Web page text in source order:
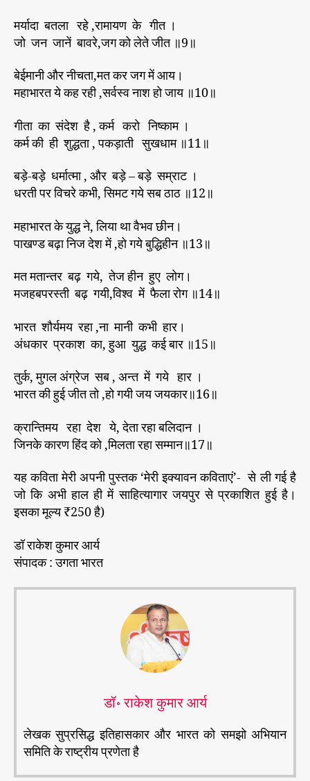
मर्यादा बतला रहे ,रामायण के गीत ।
जो जन जानें बावरे,जग को लेते जीत ॥9॥
बेईमानी और नीचता,मत कर जग में आय।
महाभारत ये कह रही ,सर्वस्व नाश हो जाय ॥10॥
गीता का संदेश है , कर्म करो निष्काम ।
कर्म की ही शुद्धता , पकड़ाती सुखधाम ॥11॥
बड़े-बड़े धर्मात्मा , और बड़े – बड़े सम्राट ।
धरती पर विचरे कभी, सिमट गये सब ठाठ ॥12॥
महाभारत के युद्ध ने, लिया था वैभव छीन।
पाखण्ड बढ़ा निज देश में ,हो गये बुद्धिहीन ॥13॥
मत मतान्तर बढ़ गये, तेज हीन हुए लोग।
मजहबपरस्ती बढ़ गयी,विश्व में फैला रोग ॥14॥
भारत शौर्यमय रहा ,ना मानी कभी हार।
अंधकार प्रकाश का, हुआ युद्ध कई बार ॥15॥
तुर्क, मुगल अंग्रेज सब , अन्त में गये हार ।
भारत की हुई जीत तो ,हो गयी जय जयकार॥16॥
क्रान्तिमय रहा देश ये, देता रहा बलिदान ।
जिनके कारण हिंद को ,मिलता रहा सम्मान॥17॥
यह कविता मेरी अपनी पुस्तक ‘मेरी इक्यावन कविताएं’- से ली गई है
जो कि अभी हाल ही में साहित्यागार जयपुर से प्रकाशित हुई है।
इसका मूल्य ₹250 है)
डॉ राकेश कुमार आर्य
संपादक : उगता भारत
डॉ॰ राकेश कुमार आर्य
लेखक सुप्रसिद्ध इतिहासकार और भारत को समझो अभियान
समिति के राष्ट्रीय प्रणेता है